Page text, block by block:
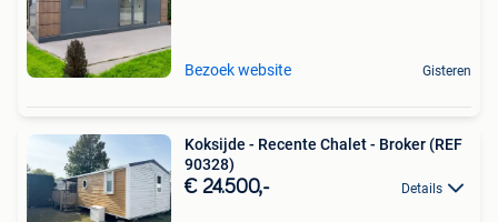
Bezoek website Gisteren
Koksijde - Recente Chalet - Broker (REF
90328)
€ 24.500,- Details